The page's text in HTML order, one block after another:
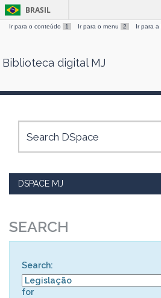
Skip
BRASIL
Ir para o conteúdo 1 Ir para o menu 2 Ir para a
Biblioteca digital MJ
DSPACE MJ
SEARCH
Search:
for